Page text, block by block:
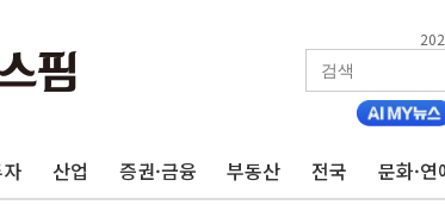
산업 증권·금융 부동산 전국 문화·연
한 실적 소화하며 대부분 상승… "2분기 기업 순이익 21%